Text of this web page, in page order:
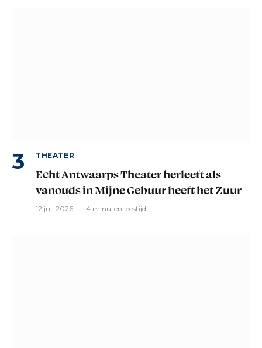
THEATER
Echt Antwaarps Theater herleeft als
vanouds in Mijne Gebuur heeft het Zuur
12 juli 2026 4 minuten leestijd